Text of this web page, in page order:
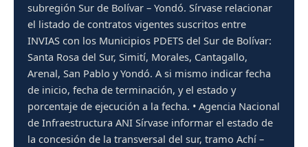
subregión Sur de Bolívar – Yondó. Sírvase relacionar
el listado de contratos vigentes suscritos entre
INVIAS con los Municipios PDETS del Sur de Bolívar:
Santa Rosa del Sur, Simití, Morales, Cantagallo,
Arenal, San Pablo y Yondó. A si mismo indicar fecha
de inicio, fecha de terminación, y el estado y
porcentaje de ejecución a la fecha. • Agencia Nacional
de Infraestructura ANI Sírvase informar el estado de
la concesión de la transversal del sur, tramo Achí –